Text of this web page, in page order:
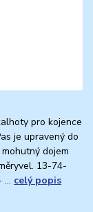
pro kojence
je upravený do
dojem
13-74-
... celý popis